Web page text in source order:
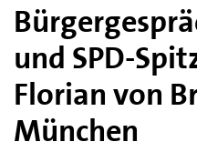
und SPD-
Florian von
München